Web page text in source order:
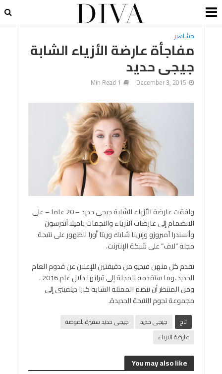
مشاهير
مفاجأة عارضة الأزياء الشابة
جيجى حديد
December 3, 2015
1 Min Read
وافقت عارضة الأزياء الشابة جيجى حديد – 20 عاما – على
الانضمام إلى عارضات الأزياء والنجمات باميلا أندرسون
وألسندرا آمبروزو وإيرينا شايك وريتا أورا للظهور على نتيجة
مجلة “لاف” على شبكة الإنترنت.
تقدم كل منهن فيديو من دقيقتين للإعلان عن قدوم العام
الجديد ،وما ستقدمه المجلة إلى قرائها خلال عام 2016 .
ومن المنتظر أن تنضم الممثلة الشابة كارا ديلفينى إلى
مجموعة نجوم النتيجة الجديدة.
تاج جيجى حديد
جيجى حديد سفيرة للموضة
عارضة الازياء
You may also like